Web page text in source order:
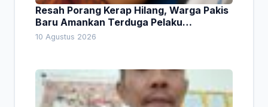
Resah Porang Kerap Hilang, Warga Pakis
Baru Amankan Terduga Pelaku
Pencurian
10 Agustus 2026